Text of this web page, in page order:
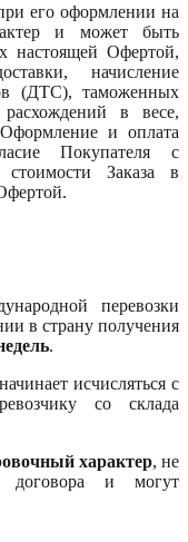
его оформлении на
и может быть
настоящей Офертой,
начисление
(ДТС), таможенных
в весе,
Оформление и оплата
Покупателя с
Заказа в
перевозки
в страну получения
.
исчисляться с
со склада
характер, не
договора и могут